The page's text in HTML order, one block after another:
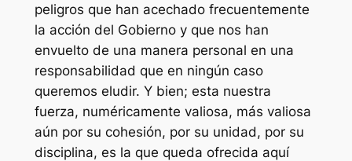
peligros que han acechado frecuentemente
la acción del Gobierno y que nos han
envuelto de una manera personal en una
responsabilidad que en ningún caso
queremos eludir. Y bien; esta nuestra
fuerza, numéricamente valiosa, más valiosa
aún por su cohesión, por su unidad, por su
disciplina, es la que queda ofrecida aquí